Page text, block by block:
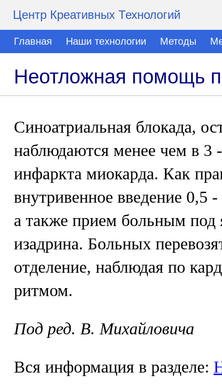
Центр Креативных Технологий
Главная Наши технологии Методы
Неотложная помощь
Синоатриальная блокада,
наблюдаются менее чем в 3
инфаркта миокарда. Как
внутривенное введение 0,5
а также прием больным под
изадрина. Больных
отделение, наблюдая по
ритмом.
Под ред. В. Михайловича
Вся информация в разделе: